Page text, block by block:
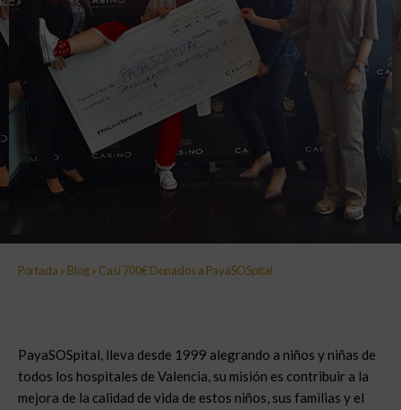
Portada » Blog» Casi 700€ Donados a PayaSOSpital
PayaSOSpital, lleva desde 1999 alegrando a niños y niñas de
todos los hospitales de Valencia, su misión es contribuir a la
mejora de la calidad de vida de estos niños, sus familias y el